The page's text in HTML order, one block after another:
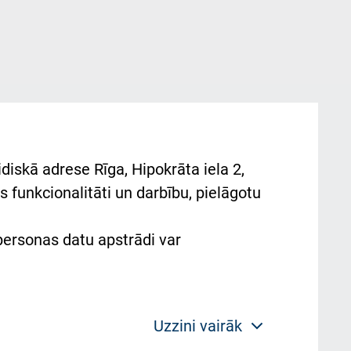
adrese Rīga, Hipokrāta iela 2,
funkcionalitāti un darbību, pielāgotu
datu apstrādi var
Uzzini vairāk